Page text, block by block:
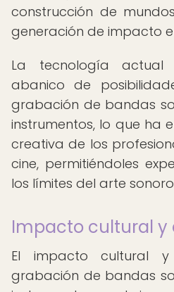
construcción de
generación de impacto
La tecnología
abanico de
grabación de bandas
instrumentos, lo que ha
creativa de los
cine, permitiéndoles
los límites del arte
Impacto cultural y
El impacto cultural
grabación de bandas